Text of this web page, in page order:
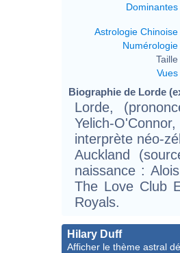
Dominantes
Astrologie Chinoise
Numérologie
Taille
Vues
Biographie de Lorde
Lorde,
Yelich-
interprète néo-
Auckland
naissance :
The Love Club
Royals.
Hilary Duff
Afficher le thème astral